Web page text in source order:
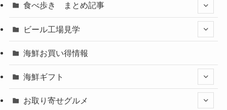
食べ歩き まとめ記事
ビール工場見学
海鮮お買い得情報
海鮮ギフト
お取り寄せグルメ